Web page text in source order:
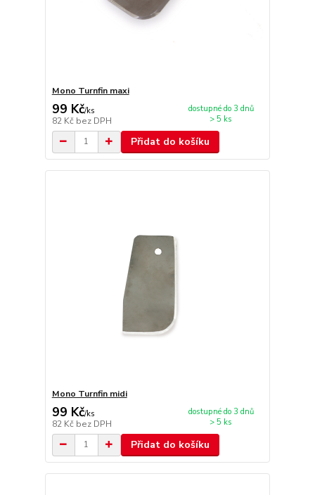
Mono Turnfin maxi
99 Kč/ks
82 Kč bez DPH
dostupné do 3 dnů
> 5 ks
Přidat do košíku
Mono Turnfin midi
99 Kč/ks
82 Kč bez DPH
dostupné do 3 dnů
> 5 ks
Přidat do košíku